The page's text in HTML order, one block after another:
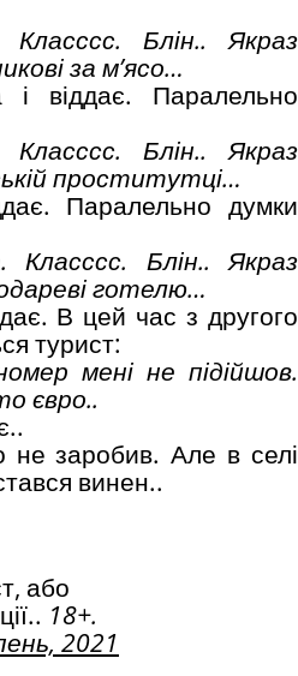
Блін.. Якраз
за м’ясо…
віддає. Паралельно
Блін.. Якраз
проститутці…
Паралельно думки
Блін.. Якраз
готелю…
В цей час з другого
турист:
мені не підійшов.
євро..
не заробив. Але в селі
винен..
або
18+.
2021